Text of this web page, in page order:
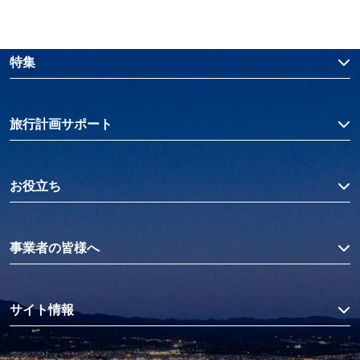
特集
旅行計画サポート
お役立ち
事業者の皆様へ
サイト情報